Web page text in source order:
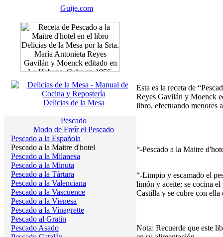
Guije.com
Delicias de la Mesa
Pescado
Modo de Freír el Pescado
Pescado a la Española
Pescado a la Maitre d'hotel
Pescado a la Milanesa
Pescado a la Minuta
Pescado a la Tártara
Pescado a la Valenciana
Pescado a la Vascuence
Pescado a la Vienesa
Pescado a la Vinagrette
Pescado al Gratin
Pescado Asado
Esta es la receta de
Reyes Gavilán y Moenck
libro, efectuando menores
“-Pescado a la Maitre
“-Limpio y escamado el
limón y aceite; se cocina el
Castilla y se cubre con ella
Nota: Recuerde que este